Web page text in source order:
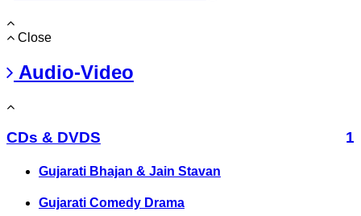
Close
Audio-Video
CDs & DVDS 1
Gujarati Bhajan & Jain Stavan
Gujarati Comedy Drama